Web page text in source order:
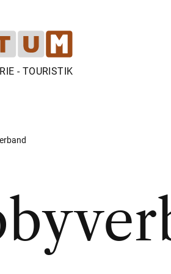
- TOURISTIK